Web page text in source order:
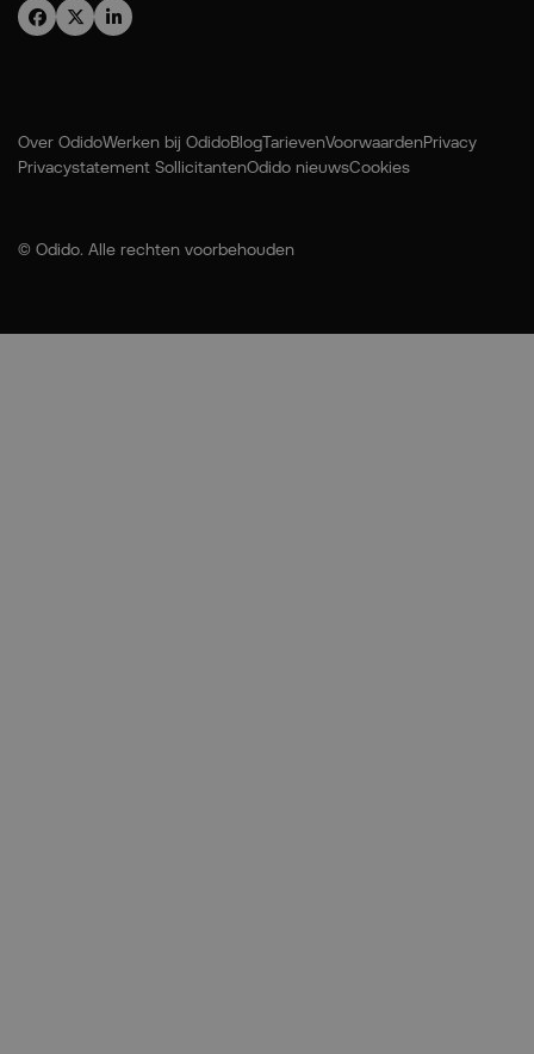
Over OdidoWerken bij OdidoBlogTarievenVoorwaardenPrivacy
Privacystatement SollicitantenOdido nieuwsCookies
© Odido. Alle rechten voorbehouden